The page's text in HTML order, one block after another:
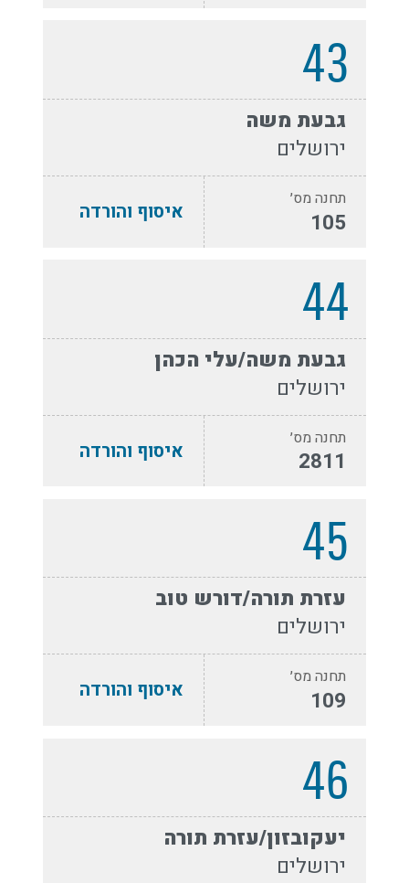
43
גבעת משה
ירושלים
תחנה מס׳
105 איסוף והורדה
44
גבעת משה/עלי הכהן
ירושלים
תחנה מס׳
2811 איסוף והורדה
45
עזרת תורה/דורש טוב
ירושלים
תחנה מס׳
109 איסוף והורדה
46
יעקובזון/עזרת תורה
ירושלים